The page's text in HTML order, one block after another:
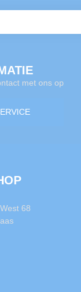
met ons op
68